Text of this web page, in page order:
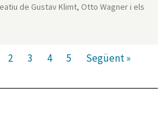
de Gustav Klimt, Otto Wagner i els
2 3 4 5 Següent »